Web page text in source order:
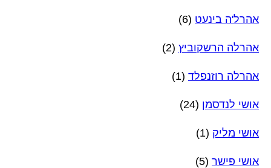
אהרל'ה בינעט (6)
אהרלה הרשקוביץ (2)
אהרלה רוזנפלד (1)
אושי לנדסמן (24)
אושי מליק (1)
אושי פישר (5)